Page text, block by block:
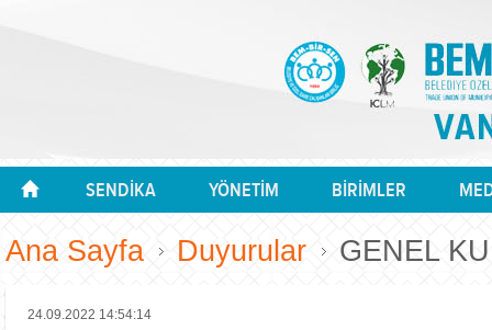
SENDİKA YÖNETİM BİRİMLER
Ana Sayfa Duyurular GENEL
24.09.2022 14:54:14